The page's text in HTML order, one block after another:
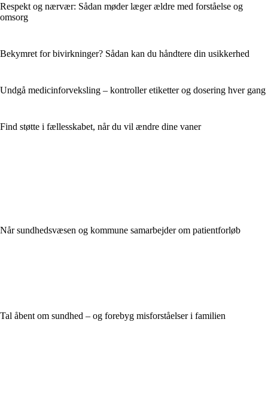
Respekt og nærvær: Sådan møder læger ældre med forståelse og
omsorg
Bekymret for bivirkninger? Sådan kan du håndtere din usikkerhed
Undgå medicinforveksling – kontroller etiketter og dosering hver gang
Find støtte i fællesskabet, når du vil ændre dine vaner
Når sundhedsvæsen og kommune samarbejder om patientforløb
Tal åbent om sundhed – og forebyg misforståelser i familien